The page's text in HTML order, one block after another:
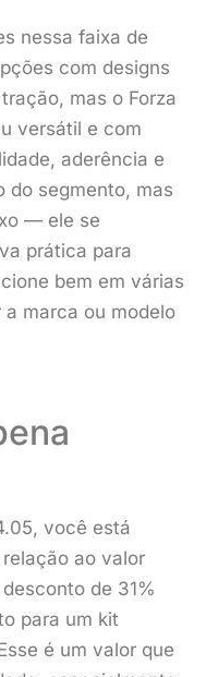
nessa faixa de
com designs
mas o Forza
versátil e com
aderência e
do segmento, mas
— ele se
prática para
bem em várias
marca ou modelo
você está
ao valor
de 31%
para um kit
é um valor que